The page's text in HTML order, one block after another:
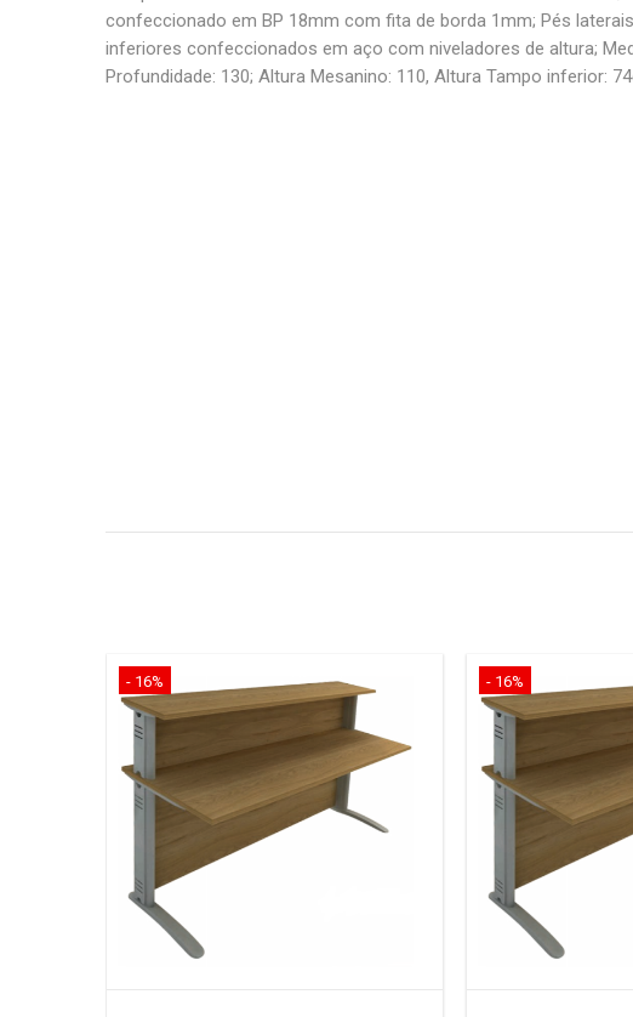
confeccionado em BP 18mm com fita de borda 1mm; Pés
inferiores confeccionados em aço com niveladores de altura;
Profundidade: 130; Altura Mesanino: 110, Altura Tampo inferior:
- 16% - 16%